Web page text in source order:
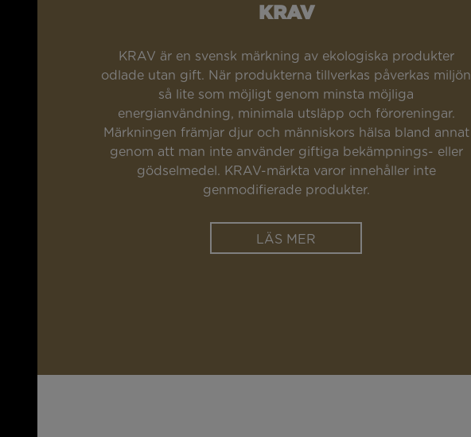
KRAV
KRAV är en svensk märkning av ekologiska produkter
odlade utan gift. När produkterna tillverkas påverkas miljön
så lite som möjligt genom minsta möjliga
energianvändning, minimala utsläpp och föroreningar.
Märkningen främjar djur och människors hälsa bland annat
genom att man inte använder giftiga bekämpnings- eller
gödselmedel. KRAV-märkta varor innehåller inte
genmodifierade produkter.
LÄS MER